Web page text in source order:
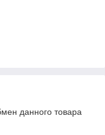
данного товара